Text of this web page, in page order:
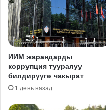
ИИМ жарандарды
коррупция тууралуу
билдирүүгө чакырат
1 день назад